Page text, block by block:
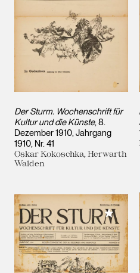
Der Sturm. Wochenschrift für
Kultur und die Künste, 8.
Dezember 1910, Jahrgang
1910, Nr. 41
Oskar Kokoschka, Herwarth
Walden
Meiner